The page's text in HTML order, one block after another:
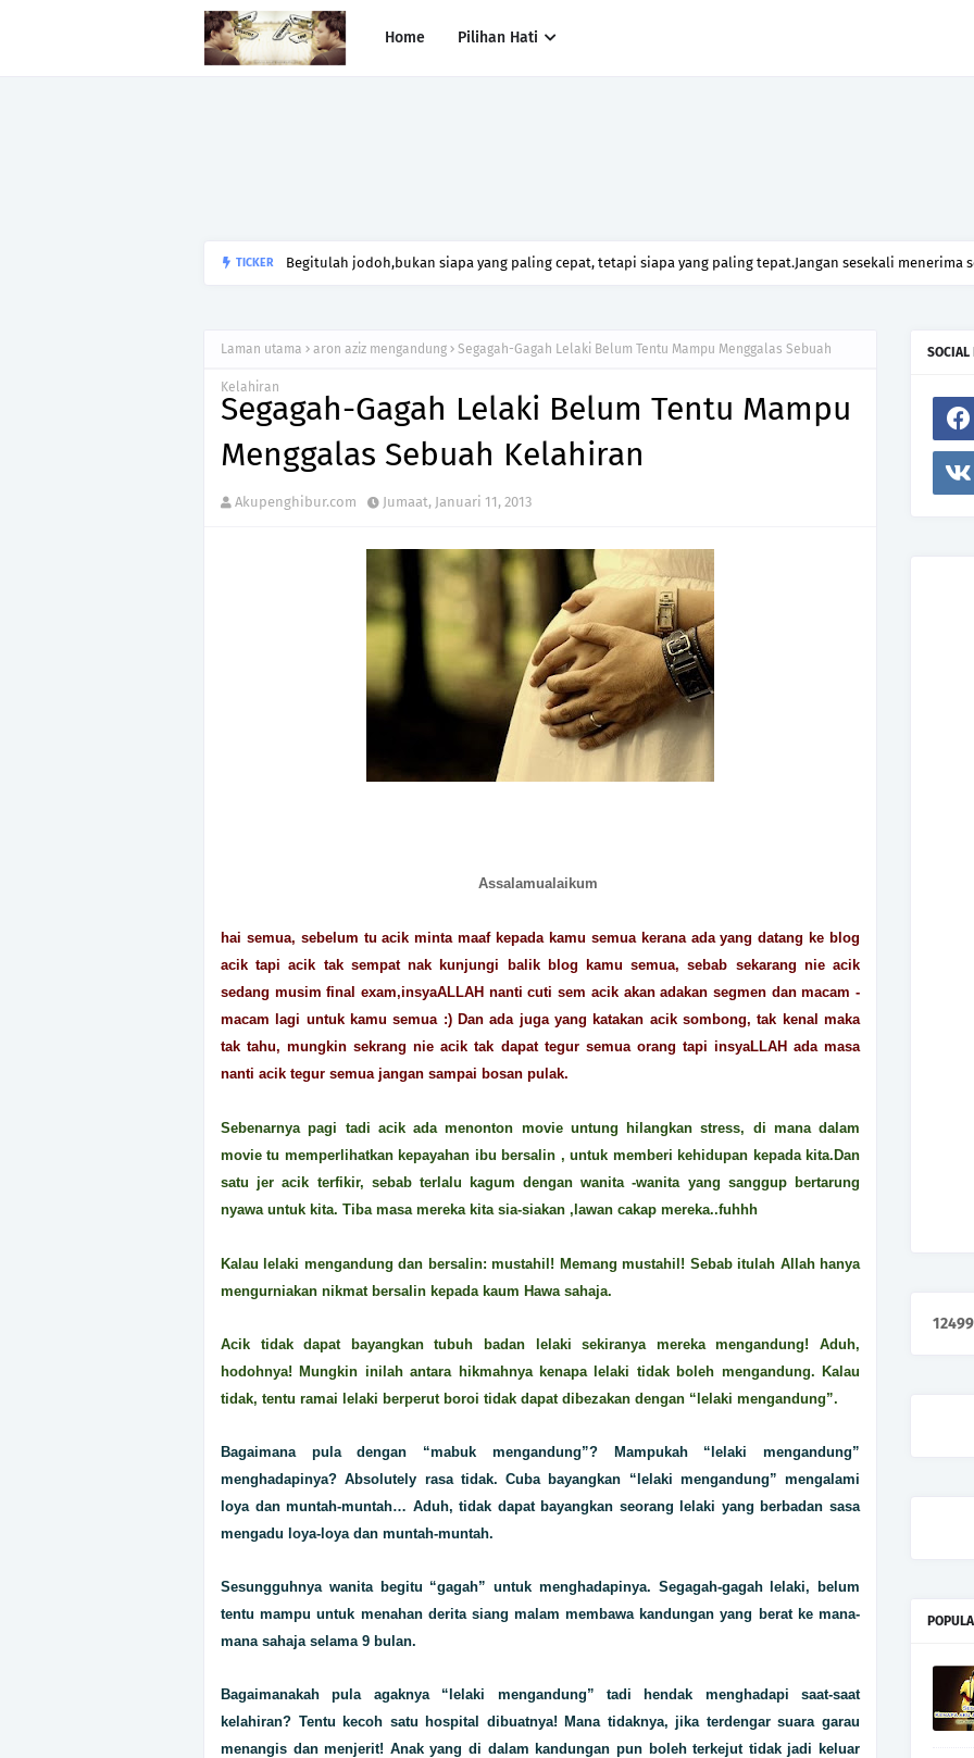
Home Pilihan Hati
TICKER
Begitulah jodoh,bukan siapa yang paling cepat, tetapi siapa yang paling tepat.Jangan sesekali menerima
Laman utama aron aziz mengandung Segagah-Gagah Lelaki Belum Tentu Mampu Menggalas Sebuah
Kelahiran
Segagah-Gagah Lelaki Belum Tentu Mampu
Menggalas Sebuah Kelahiran
Akupenghibur.com Jumaat, Januari 11, 2013
Assalamualaikum
hai semua, sebelum tu acik minta maaf kepada kamu semua kerana ada yang datang ke blog
acik tapi acik tak sempat nak kunjungi balik blog kamu semua, sebab sekarang nie acik
sedang musim final exam,insyaALLAH nanti cuti sem acik akan adakan segmen dan macam -
macam lagi untuk kamu semua :) Dan ada juga yang katakan acik sombong, tak kenal maka
tak tahu, mungkin sekrang nie acik tak dapat tegur semua orang tapi insyaLLAH ada masa
nanti acik tegur semua jangan sampai bosan pulak.
Sebenarnya pagi tadi acik ada menonton movie untung hilangkan stress, di mana dalam
movie tu memperlihatkan kepayahan ibu bersalin , untuk memberi kehidupan kepada kita.Dan
satu jer acik terfikir, sebab terlalu kagum dengan wanita -wanita yang sanggup bertarung
nyawa untuk kita. Tiba masa mereka kita sia-siakan ,lawan cakap mereka..fuhhh
Kalau lelaki mengandung dan bersalin: mustahil! Memang mustahil! Sebab itulah Allah hanya
mengurniakan nikmat bersalin kepada kaum Hawa sahaja.
Acik tidak dapat bayangkan tubuh badan lelaki sekiranya mereka mengandung! Aduh,
hodohnya! Mungkin inilah antara hikmahnya kenapa lelaki tidak boleh mengandung. Kalau
tidak, tentu ramai lelaki berperut boroi tidak dapat dibezakan dengan “lelaki mengandung”.
Bagaimana pula dengan “mabuk mengandung”? Mampukah “lelaki mengandung”
menghadapinya? Absolutely rasa tidak. Cuba bayangkan “lelaki mengandung” mengalami
loya dan muntah-muntah… Aduh, tidak dapat bayangkan seorang lelaki yang berbadan sasa
mengadu loya-loya dan muntah-muntah.
Sesungguhnya wanita begitu “gagah” untuk menghadapinya. Segagah-gagah lelaki, belum
tentu mampu untuk menahan derita siang malam membawa kandungan yang berat ke mana-
mana sahaja selama 9 bulan.
Bagaimanakah pula agaknya “lelaki mengandung” tadi hendak menghadapi saat-saat
kelahiran? Tentu kecoh satu hospital dibuatnya! Mana tidaknya, jika terdengar suara garau
menangis dan menjerit! Anak yang di dalam kandungan pun boleh terkejut tidak jadi keluar
SOCIAL
12499